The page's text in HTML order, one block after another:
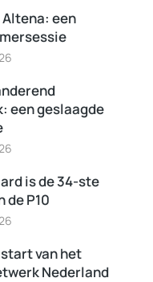
Altena: een
een geslaagde
is de 34-ste
de P10
van het
Nederland